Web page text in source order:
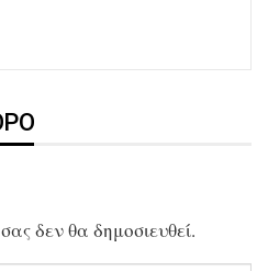
δεν θα δημοσιευθεί.